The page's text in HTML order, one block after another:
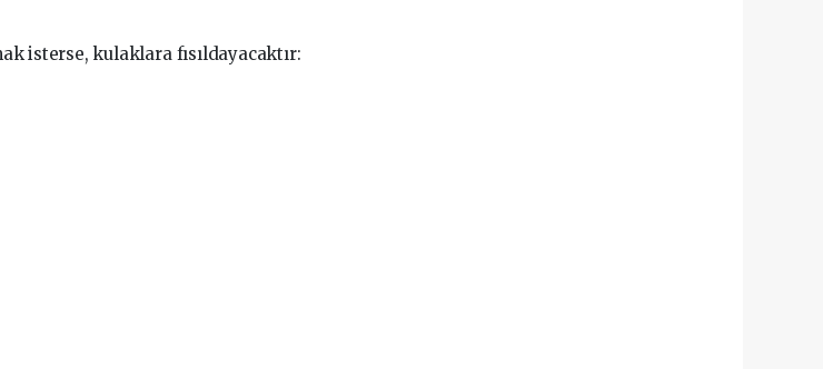
isterse, kulaklara fısıldayacaktır: